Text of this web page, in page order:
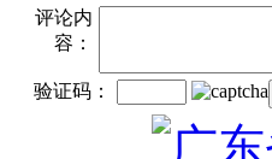
评论内
容：
验证码：